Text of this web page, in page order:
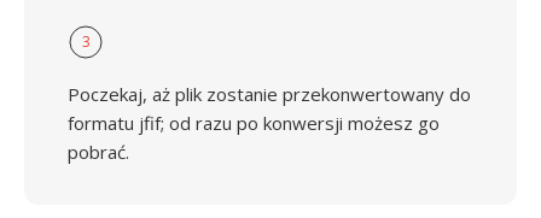
3
Poczekaj, aż plik zostanie przekonwertowany do
formatu jfif; od razu po konwersji możesz go
pobrać.